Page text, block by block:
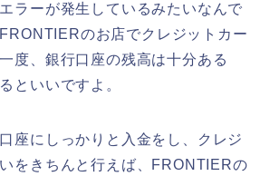
ラーが発生しているみたいなんで
のお店でクレジットカー
度、銀行口座の残高は十分ある
といいですよ。
座にしっかりと入金をし、クレジ
をきちんと行えば、FRONTIERの